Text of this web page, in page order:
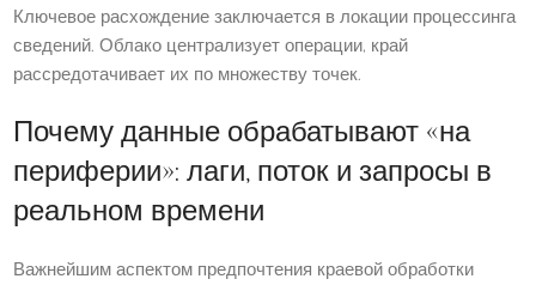
Ключевое расхождение заключается в локации процессинга
сведений. Облако централизует операции, край
рассредотачивает их по множеству точек.
Почему данные обрабатывают «на
периферии»: лаги, поток и запросы в
реальном времени
Важнейшим аспектом предпочтения краевой обработки